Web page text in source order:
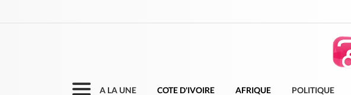
A LA UNE COTE D'IVOIRE AFRIQUE POLITIQUE